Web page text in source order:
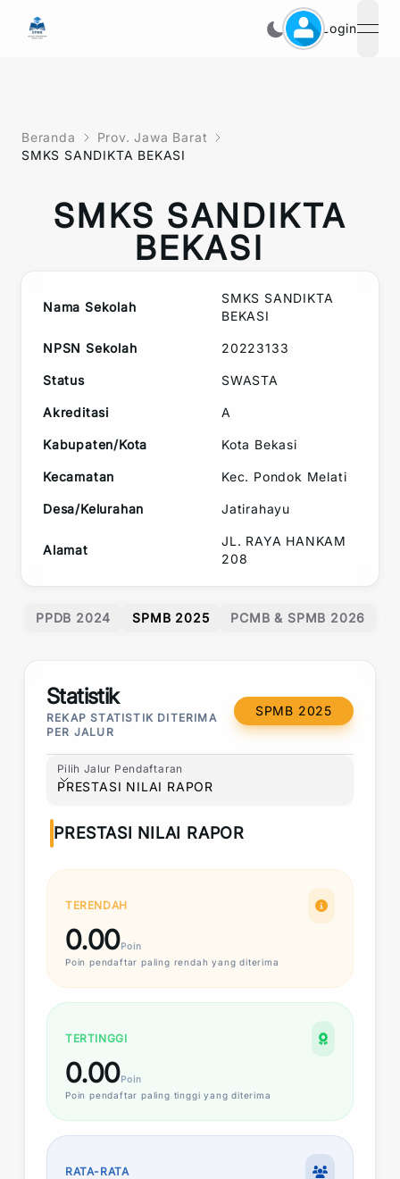
Login
Beranda
Prov. Jawa Barat
SMKS SANDIKTA BEKASI
SMKS SANDIKTA
BEKASI
Nama Sekolah
SMKS SANDIKTA
BEKASI
NPSN Sekolah 20223133
Status SWASTA
Akreditasi A
Kabupaten/Kota Kota Bekasi
Kecamatan Kec. Pondok Melati
Desa/Kelurahan Jatirahayu
Alamat
JL. RAYA HANKAM
208
PPDB 2024 SPMB 2025 PCMB & SPMB 2026
Statistik
REKAP STATISTIK DITERIMA
PER JALUR
SPMB 2025
Pilih Jalur Pendaftaran
Pilih Jalur Pendaftaran
PRESTASI NILAI RAPOR
PRESTASI NILAI RAPOR
TERENDAH
0.00Poin
Poin pendaftar paling rendah yang diterima
TERTINGGI
0.00Poin
Poin pendaftar paling tinggi yang diterima
RATA-RATA